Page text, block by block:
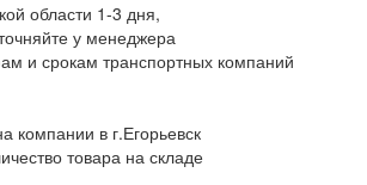
области 1-3 дня,
у менеджера
и срокам транспортных компаний
компании в г.Егорьевск
товара на складе